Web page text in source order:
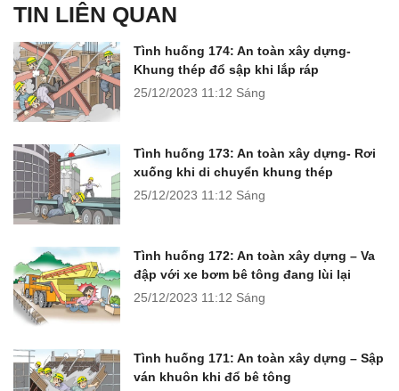
TIN LIÊN QUAN
Tình huống 174: An toàn xây dựng-
Khung thép đổ sập khi lắp ráp
25/12/2023 11:12 Sáng
Tình huống 173: An toàn xây dựng- Rơi
xuống khi di chuyển khung thép
25/12/2023 11:12 Sáng
Tình huống 172: An toàn xây dựng – Va
đập với xe bơm bê tông đang lùi lại
25/12/2023 11:12 Sáng
Tình huống 171: An toàn xây dựng – Sập
ván khuôn khi đổ bê tông